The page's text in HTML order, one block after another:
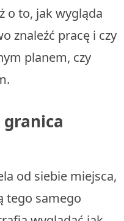
o to, jak wygląda
znaleźć pracę i czy
planem, czy
granica
od siebie miejsca,
tego samego